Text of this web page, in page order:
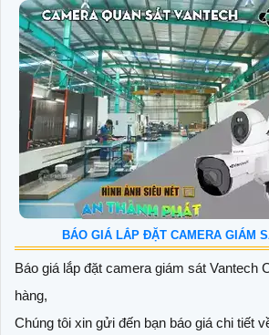
BÁO GIÁ LẮP ĐẶT CAMERA GIÁM
Báo giá lắp đặt camera giám sát Vantech
hàng,
Chúng tôi xin gửi đến bạn báo giá chi tiết